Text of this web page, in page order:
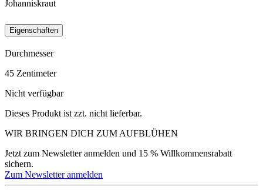
Johanniskraut
Eigenschaften
Durchmesser
45 Zentimeter
Nicht verfügbar
Dieses Produkt ist zzt. nicht lieferbar.
WIR BRINGEN DICH ZUM AUFBLÜHEN
Jetzt zum Newsletter anmelden und 15 % Willkommensrabatt
sichern.
Zum Newsletter anmelden